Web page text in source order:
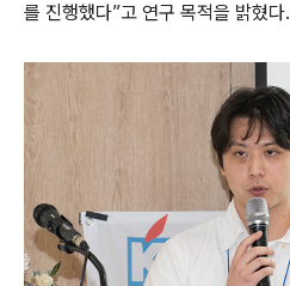
를 진행했다”고 연구 목적을 밝혔다.